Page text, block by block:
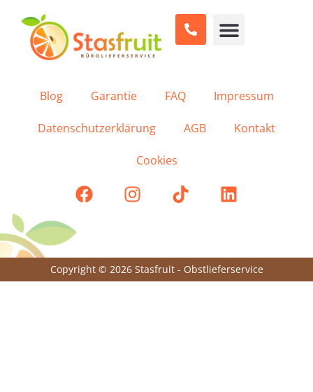
Sind wir sehr zufrieden.
Blog Garantie FAQ Impressum
Datenschutzerklärung AGB Kontakt
Cookies
Copyright © 2026 Stasfruit - Obstlieferservice